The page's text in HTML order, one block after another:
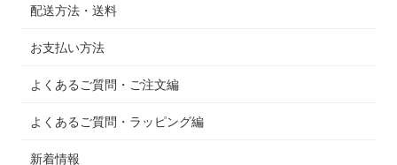
配送方法・送料
お支払い方法
よくあるご質問・ご注文編
よくあるご質問・ラッピング編
新着情報